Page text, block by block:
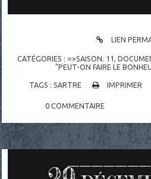
LIEN
CATÉGORIES : =>SAISON. 11,
"PEUT-ON FAIRE LE
TAGS : SARTRE IMPRIMER
0 COMMENTAIRE